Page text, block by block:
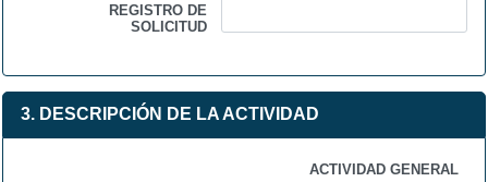
REGISTRO DE
SOLICITUD
3. DESCRIPCIÓN DE LA ACTIVIDAD
ACTIVIDAD GENERAL